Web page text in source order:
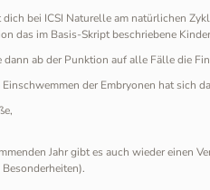
dich bei ICSI Naturelle am natürlichen
das im Basis-Skript beschriebene
dann ab der Punktion auf alle Fälle die
Einschwemmen der Embryonen hat sich
Jahr gibt es auch wieder einen